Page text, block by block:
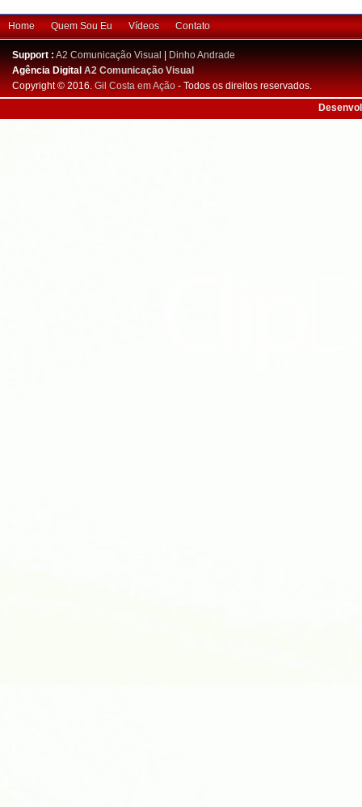
Home Quem Sou Eu Vídeos Contato
Support : A2 Comunicação Visual | Dinho Andrade
Agência DigitalA2 Comunicação Visual
Copyright © 2016. Gil Costa em Ação - Todos os direitos reservados.